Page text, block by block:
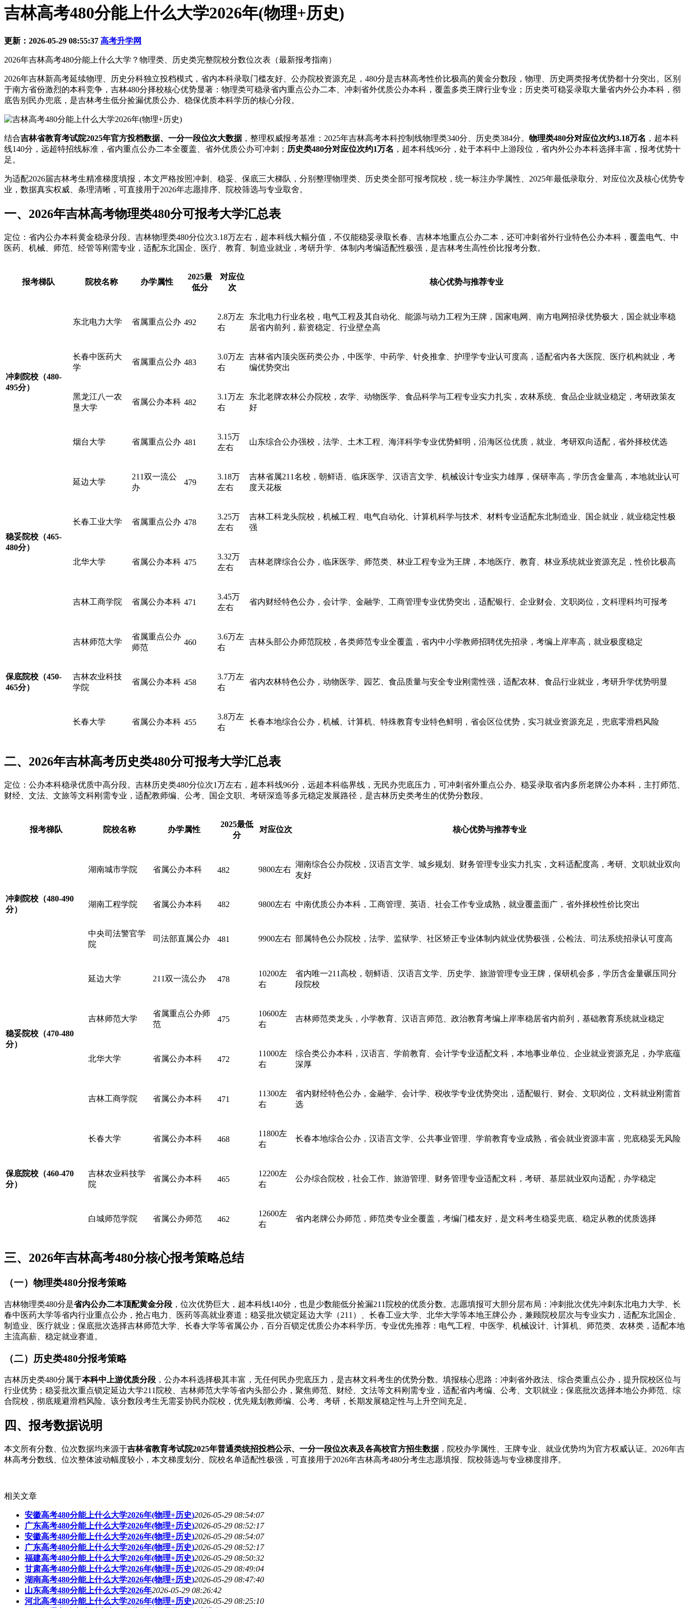
吉林高考480分能上什么大学2026年(物理+历史)
更新：2026-05-29 08:55:37 高考升学网
2026年吉林高考480分能上什么大学？物理类、历史类完整院校分数位次表（最新报考指南）
2026年吉林新高考延续物理、历史分科独立投档模式，省内本科录取门槛友好、公办院校资源充足，480分是吉林高考性价比极高的黄金分数段，物理、历史两类报考优势都十分突出。区别
于南方省份激烈的本科竞争，吉林480分择校核心优势显著：物理类可稳录省内重点公办二本、冲刺省外优质公办本科，覆盖多类王牌行业专业；历史类可稳妥录取大量省内外公办本科，彻
底告别民办兜底，是吉林考生低分捡漏优质公办、稳保优质本科学历的核心分段。
结合吉林省教育考试院2025年官方投档数据、一分一段位次大数据，整理权威报考基准：2025年吉林高考本科控制线物理类340分、历史类384分。 物理类480分对应位次约3.18万名 ，超本科
线140分，远超特招线标准，省内重点公办二本全覆盖、省外优质公办可冲刺； 历史类480分对应位次约1万名 ，超本科线96分，处于本科中上游段位，省内外公办本科选择丰富，报考优势十
足。
为适配2026届吉林考生精准梯度填报，本文严格按照冲刺、稳妥、保底三大梯队，分别整理物理类、历史类全部可报考院校，统一标注办学属性、2025年最低录取分、对应位次及核心优势专
业，数据真实权威、条理清晰，可直接用于2026年志愿排序、院校筛选与专业取舍。
一、2026年吉林高考物理类480分可报考大学汇总表
定位：省内公办本科黄金稳录分段。吉林物理类480分位次3.18万左右，超本科线大幅分值，不仅能稳妥录取长春、吉林本地重点公办二本，还可冲刺省外行业特色公办本科，覆盖电气、中
医药、机械、师范、经管等刚需专业，适配东北国企、医疗、教育、制造业就业，考研升学、体制内考编适配性极强，是吉林考生高性价比报考分数。
报考梯队 院校名称 办学属性
2025最
低分
对应位
次
核心优势与推荐专业
冲刺院校 （480-
495分）
东北电力大学 省属重点公办 492
2.8万左
右
东北电力行业名校，电气工程及其自动化、能源与动力工程为王牌，国家电网、南方电网招录优势极大，国企就业率稳
居省内前列，薪资稳定、行业壁垒高
长春中医药大
学
省属重点公办 483
3.0万左
右
吉林省内顶尖医药类公办，中医学、中药学、针灸推拿、护理学专业认可度高，适配省内各大医院、医疗机构就业，考
编优势突出
黑龙江八一农
垦大学
省属公办本科 482
3.1万左
右
东北老牌农林公办院校，农学、动物医学、食品科学与工程专业实力扎实，农林系统、食品企业就业稳定，考研政策友
好
烟台大学 省属重点公办 481
3.15万
左右
山东综合公办强校，法学、土木工程、海洋科学专业优势鲜明，沿海区位优质，就业、考研双向适配，省外择校优选
稳妥院校 （465-
480分）
延边大学
211双一流公
办
479
3.18万
左右
吉林省属211名校，朝鲜语、临床医学、汉语言文学、机械设计专业实力雄厚，保研率高，学历含金量高，本地就业认可
度天花板
长春工业大学 省属重点公办 478
3.25万
左右
吉林工科龙头院校，机械工程、电气自动化、计算机科学与技术、材料专业适配东北制造业、国企就业，就业稳定性极
强
北华大学 省属公办本科 475
3.32万
左右
吉林老牌综合公办，临床医学、师范类、林业工程专业为王牌，本地医疗、教育、林业系统就业资源充足，性价比极高
吉林工商学院 省属公办本科 471
3.45万
左右
省内财经特色公办，会计学、金融学、工商管理专业优势突出，适配银行、企业财会、文职岗位，文科理科均可报考
保底院校 （450-
465分）
吉林师范大学
省属重点公办
师范
460
3.6万左
右
吉林头部公办师范院校，各类师范专业全覆盖，省内中小学教师招聘优先招录，考编上岸率高，就业极度稳定
吉林农业科技
学院
省属公办本科 458
3.7万左
右
省内农林特色公办，动物医学、园艺、食品质量与安全专业刚需性强，适配农林、食品行业就业，考研升学优势明显
长春大学 省属公办本科 455
3.8万左
右
长春本地综合公办，机械、计算机、特殊教育专业特色鲜明，省会区位优势，实习就业资源充足，兜底零滑档风险
二、2026年吉林高考历史类480分可报考大学汇总表
定位：公办本科稳录优质中高分段。吉林历史类480分位次1万左右，超本科线96分，远超本科临界线，无民办兜底压力，可冲刺省外重点公办、稳妥录取省内多所老牌公办本科，主打师范、
财经、文法、文旅等文科刚需专业，适配教师编、公考、国企文职、考研深造等多元稳定发展路径，是吉林历史类考生的优势分数段。
报考梯队 院校名称 办学属性
2025最低
分
对应位次 核心优势与推荐专业
冲刺院校 （480-490
分）
湖南城市学院 省属公办本科 482 9800左右
湖南综合公办院校，汉语言文学、城乡规划、财务管理专业实力扎实，文科适配度高，考研、文职就业双向
友好
湖南工程学院 省属公办本科 482 9800左右 中南优质公办本科，工商管理、英语、社会工作专业成熟，就业覆盖面广，省外择校性价比突出
中央司法警官学
院
司法部直属公办 481 9900左右 部属特色公办院校，法学、监狱学、社区矫正专业体制内就业优势极强，公检法、司法系统招录认可度高
稳妥院校 （470-480
分）
延边大学 211双一流公办 478
10200左
右
省内唯一211高校，朝鲜语、汉语言文学、历史学、旅游管理专业王牌，保研机会多，学历含金量碾压同分
段院校
吉林师范大学
省属重点公办师
范
475
10600左
右
吉林师范类龙头，小学教育、汉语言师范、政治教育考编上岸率稳居省内前列，基础教育系统就业稳定
北华大学 省属公办本科 472
11000左
右
综合类公办本科，汉语言、学前教育、会计学专业适配文科，本地事业单位、企业就业资源充足，办学底蕴
深厚
吉林工商学院 省属公办本科 471
11300左
右
省内财经特色公办，金融学、会计学、税收学专业优势突出，适配银行、财会、文职岗位，文科就业刚需首
选
保底院校 （460-470
分）
长春大学 省属公办本科 468
11800左
右
长春本地综合公办，汉语言文学、公共事业管理、学前教育专业成熟，省会就业资源丰富，兜底稳妥无风险
吉林农业科技学
院
省属公办本科 465
12200左
右
公办综合院校，社会工作、旅游管理、财务管理专业适配文科，考研、基层就业双向适配，办学稳定
白城师范学院 省属公办师范 462
12600左
右
省内老牌公办师范，师范类专业全覆盖，考编门槛友好，是文科考生稳妥兜底、稳定从教的优质选择
三、2026年吉林高考480分核心报考策略总结
（一）物理类480分报考策略
吉林物理类480分是省内公办二本顶配黄金分段 ，位次优势巨大，超本科线140分，也是少数能低分捡漏211院校的优质分数。志愿填报可大胆分层布局：冲刺批次优先冲刺东北电力大学、长
春中医药大学等省内行业重点公办，抢占电力、医药等高就业赛道；稳妥批次锁定延边大学（211）、长春工业大学、北华大学等本地王牌公办，兼顾院校层次与专业实力，适配东北国企、
制造业、医疗就业；保底批次选择吉林师范大学、长春大学等省属公办，百分百锁定优质公办本科学历。专业优先推荐：电气工程、中医学、机械设计、计算机、师范类、农林类，适配本地
主流高薪、稳定就业赛道。
（二）历史类480分报考策略
吉林历史类480分属于本科中上游优质分段 ，公办本科选择极其丰富，无任何民办兜底压力，是吉林文科考生的优势分数。填报核心思路：冲刺省外政法、综合类重点公办，提升院校区位与
行业优势；稳妥批次重点锁定延边大学211院校、吉林师范大学等省内头部公办，聚焦师范、财经、文法等文科刚需专业，适配省内考编、公考、文职就业；保底批次选择本地公办师范、综
合院校，彻底规避滑档风险。该分数段考生无需妥协民办院校，优先规划教师编、公考、考研，长期发展稳定性与上升空间充足。
四、报考数据说明
本文所有分数、位次数据均来源于吉林省教育考试院2025年普通类统招投档公示、一分一段位次表及各高校官方招生数据，院校办学属性、王牌专业、就业优势均为官方权威认证。2026年吉
林高考分数线、位次整体波动幅度较小，本文梯度划分、院校名单适配性极强，可直接用于2026年吉林高考480分考生志愿填报、院校筛选与专业梯度排序。
相关文章
安徽高考480分能上什么大学2026年(物理+历史)2026-05-29 08:54:07
广东高考480分能上什么大学2026年(物理+历史)2026-05-29 08:52:17
安徽高考480分能上什么大学2026年(物理+历史)2026-05-29 08:54:07
广东高考480分能上什么大学2026年(物理+历史)2026-05-29 08:52:17
福建高考480分能上什么大学2026年(物理+历史)2026-05-29 08:50:32
甘肃高考480分能上什么大学2026年(物理+历史)2026-05-29 08:49:04
湖南高考480分能上什么大学2026年(物理+历史)2026-05-29 08:47:40
山东高考480分能上什么大学2026年2026-05-29 08:26:42
河北高考480分能上什么大学2026年(物理+历史)2026-05-29 08:25:10